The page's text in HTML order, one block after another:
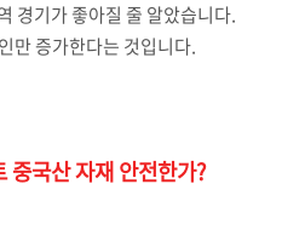
경기가 좋아질 줄 알았습니다.
만 증가한다는 것입니다.
중국산 자재 안전한가?